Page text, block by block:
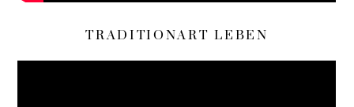
TRADITIONART LEBEN